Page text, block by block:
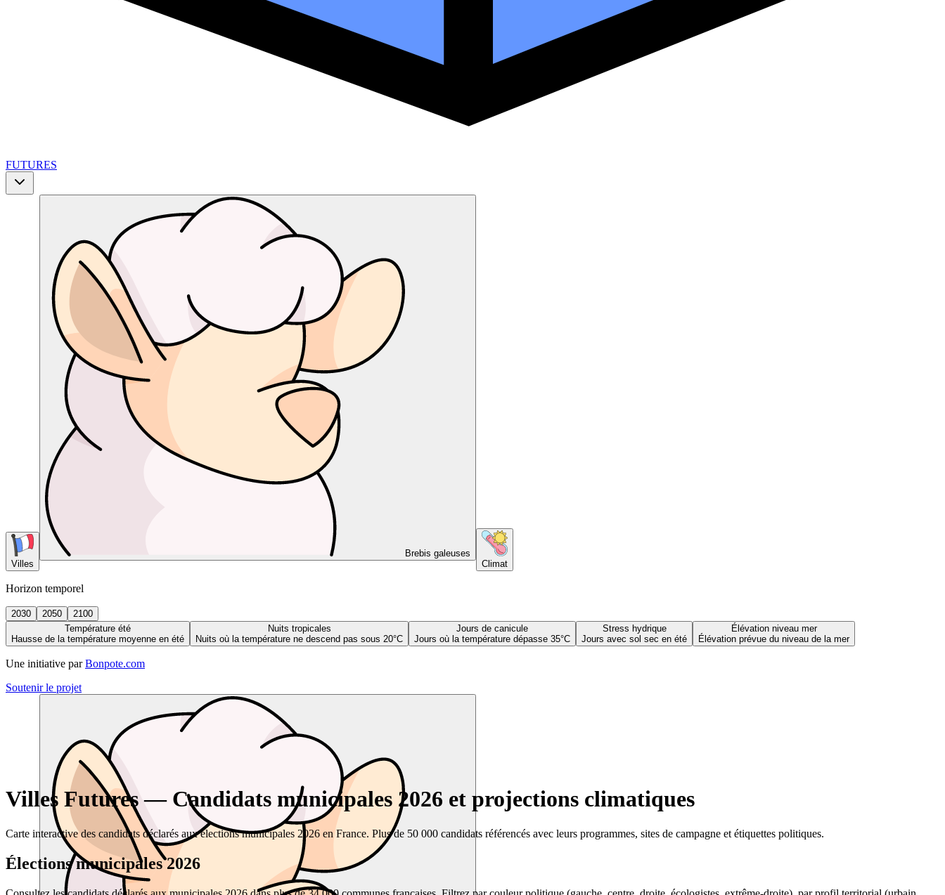
FUTURES
Villes
Brebis galeuses
Climat
Horizon temporel
2030 2050
2100
Température été
Hausse de la température moyenne en été
Nuits tropicales
Nuits où la température ne descend pas sous 20°C
Jours de canicule
Jours où la température dépasse 35°C
Stress hydrique
Jours avec sol sec en été
Élévation niveau mer
Élévation prévue du niveau de la mer
Une initiative par Bonpote.com
Soutenir le projet
Villes Futures — Candidats municipales 2026 et projections climatiques
Carte interactive des candidats déclarés aux élections municipales 2026 en France. Plus de 50 000 candidats référencés avec leurs programmes, sites de campagne et étiquettes politiques.
Élections municipales 2026